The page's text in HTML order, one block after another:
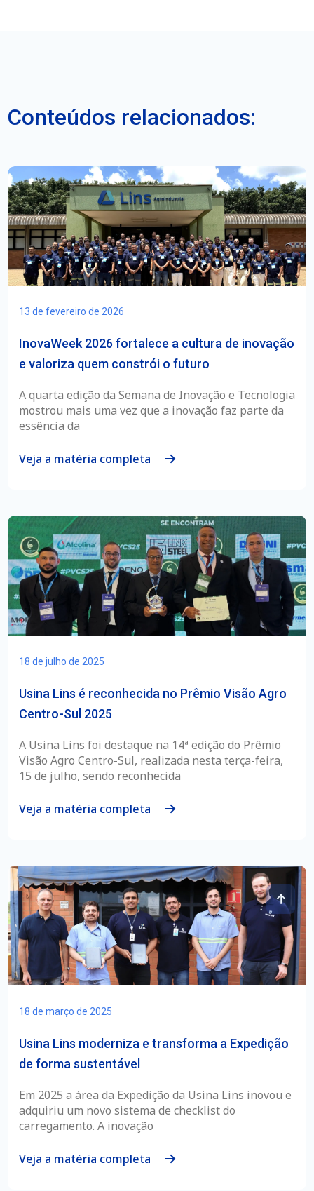
Conteúdos relacionados:
InovaWeek 2026 fortalece a cultura de inovação
e valoriza quem constrói o futuro
13 de fevereiro de 2026
A quarta edição da Semana de Inovação e Tecnologia
mostrou mais uma vez que a inovação faz parte da
essência da
Veja a matéria completa
Usina Lins é reconhecida no Prêmio Visão Agro
Centro-Sul 2025
18 de julho de 2025
A Usina Lins foi destaque na 14ª edição do Prêmio
Visão Agro Centro-Sul, realizada nesta terça-feira,
15 de julho, sendo reconhecida
Veja a matéria completa
Usina Lins moderniza e transforma a Expedição
de forma sustentável
18 de março de 2025
Em 2025 a área da Expedição da Usina Lins inovou e
adquiriu um novo sistema de checklist do
carregamento. A inovação
Veja a matéria completa